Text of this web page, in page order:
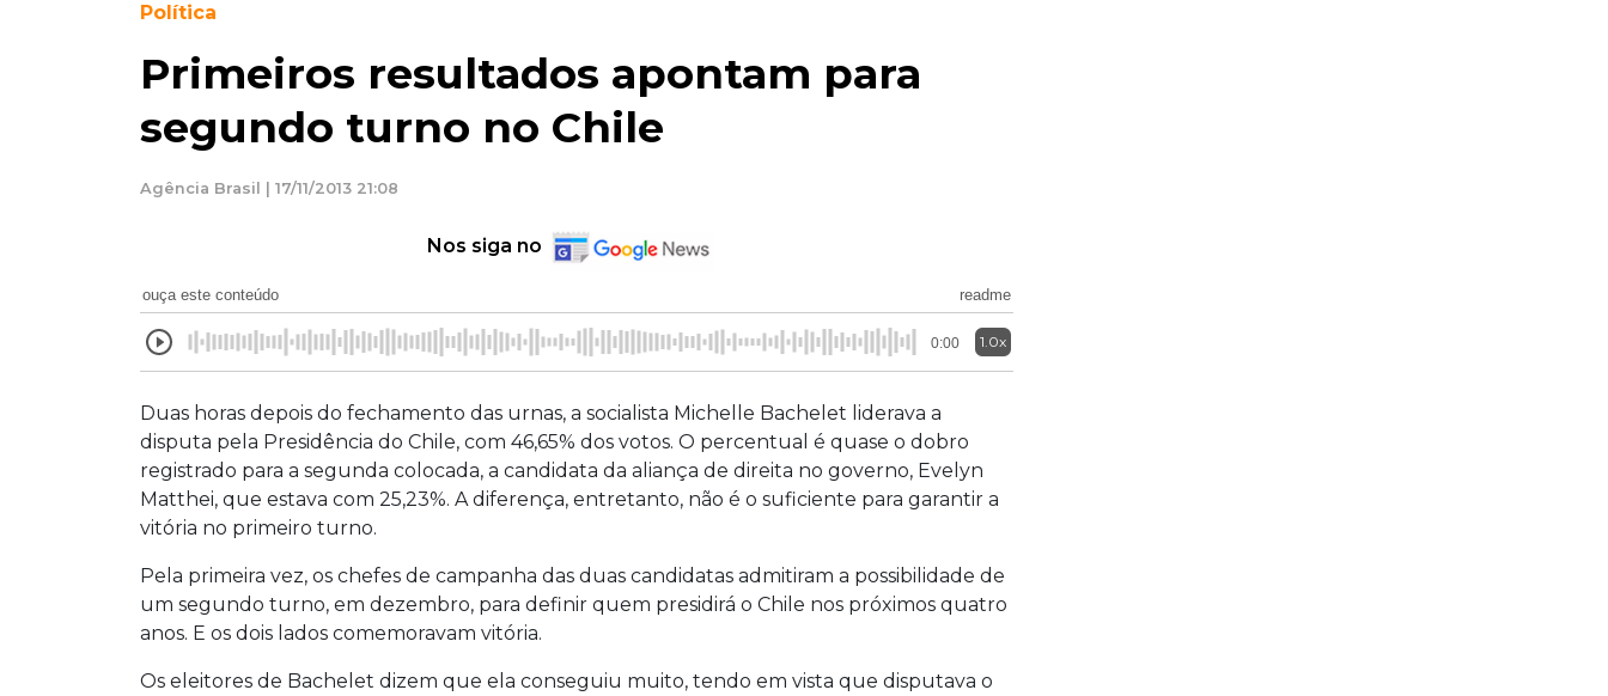
Política
Primeiros resultados apontam para
segundo turno no Chile
Agência Brasil | 17/11/2013 21:08
Nos siga no
ouça este conteúdo readme
0:00 1.0x
Duas horas depois do fechamento das urnas, a socialista Michelle Bachelet liderava a
disputa pela Presidência do Chile, com 46,65% dos votos. O percentual é quase o dobro
registrado para a segunda colocada, a candidata da aliança de direita no governo, Evelyn
Matthei, que estava com 25,23%. A diferença, entretanto, não é o suficiente para garantir a
vitória no primeiro turno.
Pela primeira vez, os chefes de campanha das duas candidatas admitiram a possibilidade de
um segundo turno, em dezembro, para definir quem presidirá o Chile nos próximos quatro
anos. E os dois lados comemoravam vitória.
Os eleitores de Bachelet dizem que ela conseguiu muito, tendo em vista que disputava o